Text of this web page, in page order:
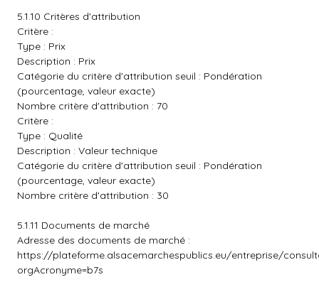
5.1.10 Critères d'attribution
Critère :
Type : Prix
Description : Prix
Catégorie du critère d'attribution seuil : Pondération
(pourcentage, valeur exacte)
Nombre critère d'attribution : 70
Critère :
Type : Qualité
Description : Valeur technique
Catégorie du critère d'attribution seuil : Pondération
(pourcentage, valeur exacte)
Nombre critère d'attribution : 30
5.1.11 Documents de marché
Adresse des documents de marché :
https://plateforme.alsacemarchespublics.eu/entreprise/
orgAcronyme=b7s